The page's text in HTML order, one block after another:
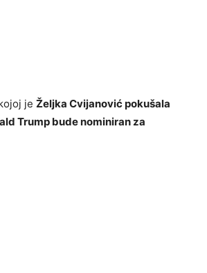
je Željka Cvijanović pokušala
Trump bude nominiran za